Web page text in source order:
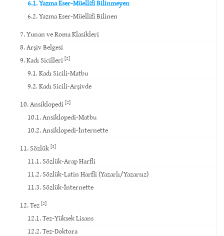
6.1. Yazma Eser-Müellifi Bilinmeyen
6.2. Yazma Eser-Müellifi Bilinen
7. Yunan ve Roma Klasikleri
8. Arşiv Belgesi
9. Kadı Sicilleri [2]
9.1. Kadı Sicili-Matbu
9.2. Kadı Sicili-Arşivde
10. Ansiklopedi [2]
10.1. Ansiklopedi-Matbu
10.2. Ansiklopedi-İnternette
11. Sözlük [3]
11.1. Sözlük-Arap Harfli
11.2. Sözlük-Latin Harfli (Yazarlı/Yazarsız)
11.3. Sözlük-İnternette
12. Tez [2]
12.1. Tez-Yüksek Lisans
12.2. Tez-Doktora